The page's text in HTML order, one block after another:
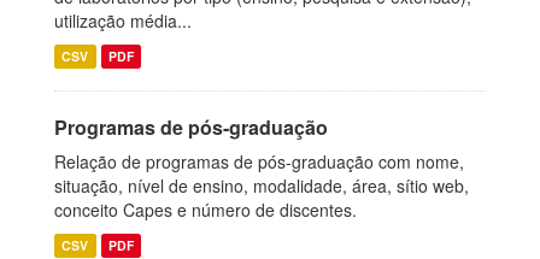
utilização média...
CSV PDF
Programas de pós-graduação
Relação de programas de pós-graduação com nome,
situação, nível de ensino, modalidade, área, sítio web,
conceito Capes e número de discentes.
CSV PDF